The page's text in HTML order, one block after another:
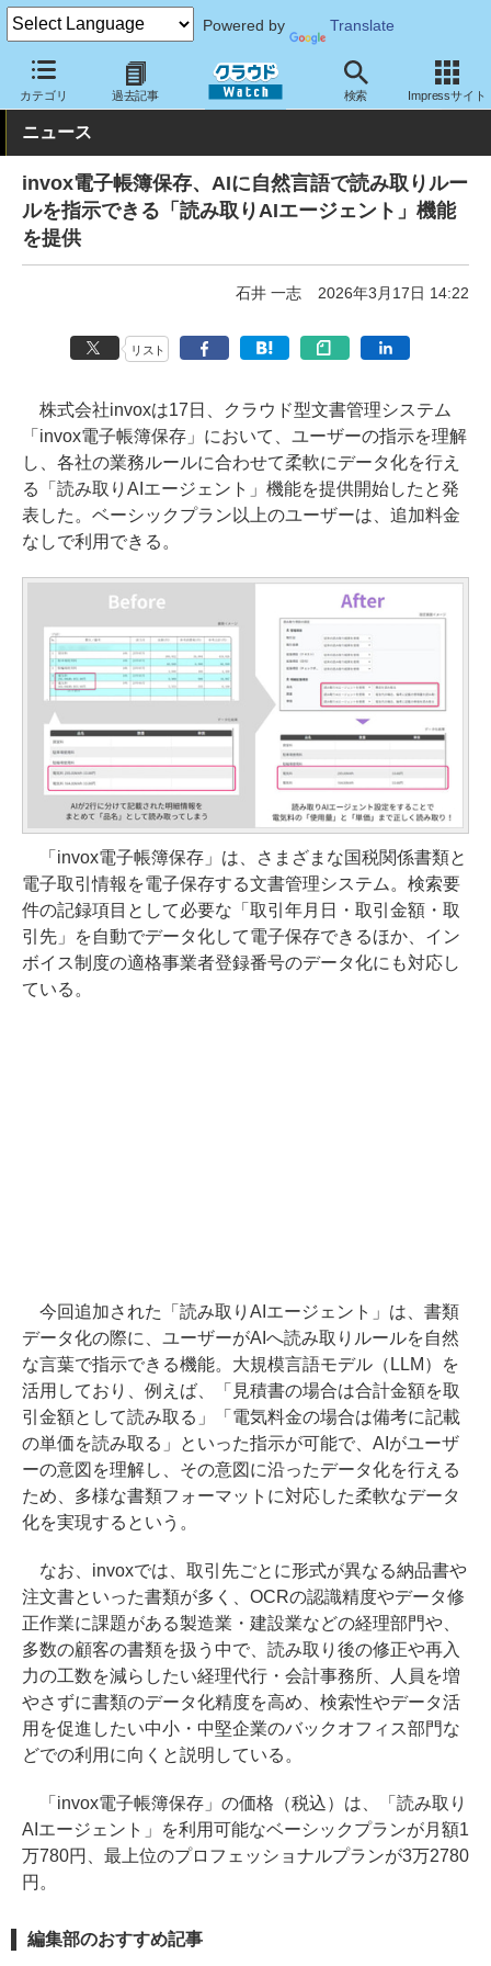
Powered by Translate
カテゴリ 過去記事 検索 Impressサイト
クラウド Watch サービス・ソフト サービス 業務関連
ニュース
invox電子帳簿保存、AIに自然言語で読み取りルー
ルを指示できる「読み取りAIエージェント」機能
を提供
石井 一志 2026年3月17日 14:22
リスト
株式会社invoxは17日、クラウド型文書管理システム
「invox電子帳簿保存」において、ユーザーの指示を理解
し、各社の業務ルールに合わせて柔軟にデータ化を行え
る「読み取りAIエージェント」機能を提供開始したと発
表した。ベーシックプラン以上のユーザーは、追加料金
なしで利用できる。
「invox電子帳簿保存」は、さまざまな国税関係書類と
電子取引情報を電子保存する文書管理システム。検索要
件の記録項目として必要な「取引年月日・取引金額・取
引先」を自動でデータ化して電子保存できるほか、イン
ボイス制度の適格事業者登録番号のデータ化にも対応し
ている。
今回追加された「読み取りAIエージェント」は、書類
データ化の際に、ユーザーがAIへ読み取りルールを自然
な言葉で指示できる機能。大規模言語モデル（LLM）を
活用しており、例えば、「見積書の場合は合計金額を取
引金額として読み取る」「電気料金の場合は備考に記載
の単価を読み取る」といった指示が可能で、AIがユーザ
ーの意図を理解し、その意図に沿ったデータ化を行える
ため、多様な書類フォーマットに対応した柔軟なデータ
化を実現するという。
なお、invoxでは、取引先ごとに形式が異なる納品書や
注文書といった書類が多く、OCRの認識精度やデータ修
正作業に課題がある製造業・建設業などの経理部門や、
多数の顧客の書類を扱う中で、読み取り後の修正や再入
力の工数を減らしたい経理代行・会計事務所、人員を増
やさずに書類のデータ化精度を高め、検索性やデータ活
用を促進したい中小・中堅企業のバックオフィス部門な
どでの利用に向くと説明している。
「invox電子帳簿保存」の価格（税込）は、「読み取り
AIエージェント」を利用可能なベーシックプランが月額1
万780円、最上位のプロフェッショナルプランが3万2780
円。
編集部のおすすめ記事